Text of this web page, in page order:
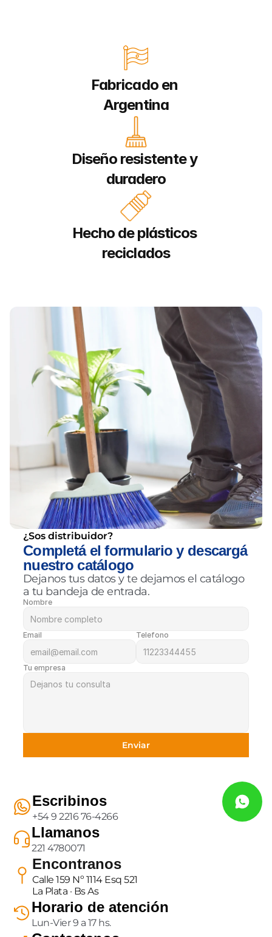
Fabricado en
Argentina
Diseño resistente y
duradero
Hecho de plásticos
reciclados
¿Sos distribuidor?
Completá el formulario y descargá
nuestro catálogo
Dejanos tus datos y te dejamos el catálogo
a tu bandeja de entrada.
Nombre
Email Telefono
Tu empresa
Enviar
Escribinos
+54 9 2216 76-4266
Llamanos
221 4780071
Encontranos
Calle 159 Nº 1114 Esq 521
La Plata · Bs As
Horario de atención
Lun-Vier 9 a 17 hs.